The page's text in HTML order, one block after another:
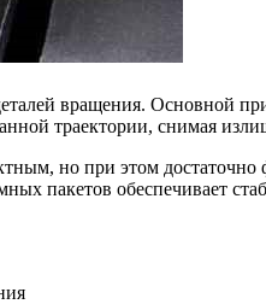
вращения. Основной
траектории, снимая
но при этом достаточно
пакетов обеспечивает